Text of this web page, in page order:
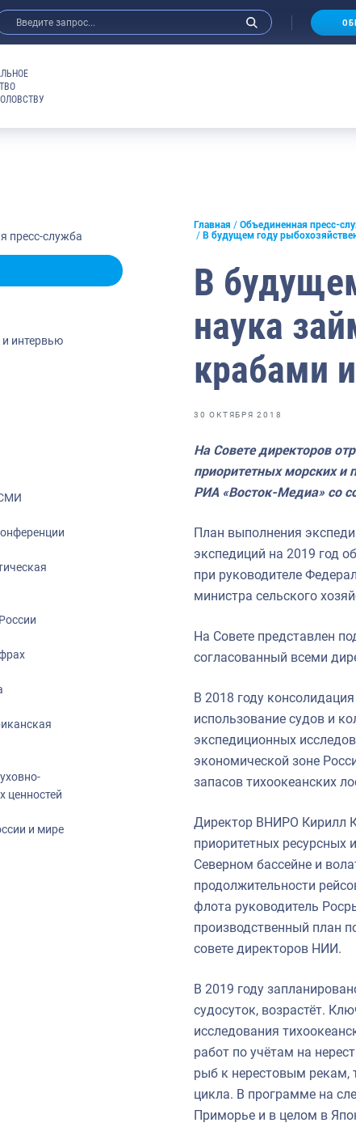
Анонсы
Отраслевые СМИ
Выставки и конференции
Рыбоохрана России
Отрасль в цифрах
Большая африканская экспедиция
События в России и мире
пресс-служба
интервью
ценностей
и мире
Главная Объединенная пресс-
В будущем году
В
наука
крабами
30 ОКТЯБРЯ 2018
На Совете директоров
приоритетных морских и
РИА «Восток-Медиа» со
План выполнения
экспедиций на 2019 год
при руководителе
министра сельского
На Совете представлен
согласованный всеми
В 2018 году
использование судов и
экспедиционных
экономической зоне
запасов тихоокеанских
Директор ВНИРО Кирилл
приоритетных ресурсных
Северном бассейне и
продолжительности
флота руководитель
производственный план
совете директоров НИИ.
В 2019 году
судосуток, возрастёт.
исследования
работ по учётам на
рыб к нерестовым рекам,
цикла. В программе на
Приморье и в целом в